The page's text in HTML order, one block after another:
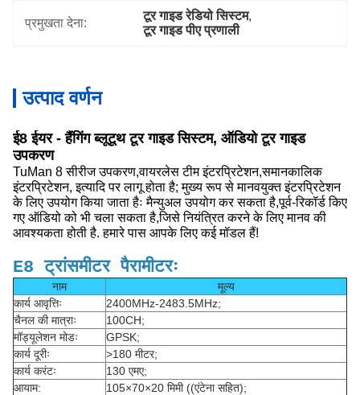
प्रमुखता देना:
टूर गाइड रेडियो सिस्टम,
टूर गाइड पीए प्रणाली
उत्पाद वर्णन
ई8 ईयर - हैंगिंग ब्लूटूथ टूर गाइड सिस्टम, ऑडियो टूर गाइड
उपकरण
TuMan 8 सीरीज उपकरण,वायरलेस टीम इंटरप्रिटेशन,समानकालिक
इंटरप्रिटेशन, इत्यादि पर लागू होता है; मुख्य रूप से मानवयुक्त इंटरप्रिटेशन
के लिए उपयोग किया जाता हैः मैन्युअल उपयोग कर सकता है,पूर्व-रिकॉर्ड किए
गए ऑडियो को भी चला सकता है,जिसे नियंत्रित करने के लिए मानव की
आवश्यकता होती है. हमारे पास आपके लिए कई मॉडल हैं!
E8 ट्रांसमीटर पैरामीटरः
नाम
मूल्य
कार्य आवृत्तिः
2400MHz-2483.5MHz;
चैनल की मात्राः
100CH;
मॉड्यूलेशन मोडः
GPSK;
कार्य दूरीः
>180 मीटर;
कार्य करंटः
130 एमए;
आयाम:
105×70×20 मिमी ((एंटेना सहित);